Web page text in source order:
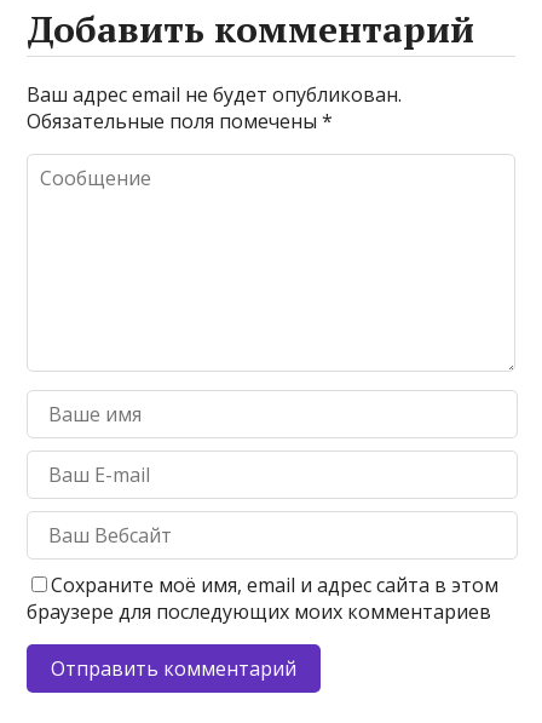
Добавить комментарий
Ваш адрес email не будет опубликован.
Обязательные поля помечены*
Сохраните моё имя, email и адрес сайта в этом
браузере для последующих моих комментариев